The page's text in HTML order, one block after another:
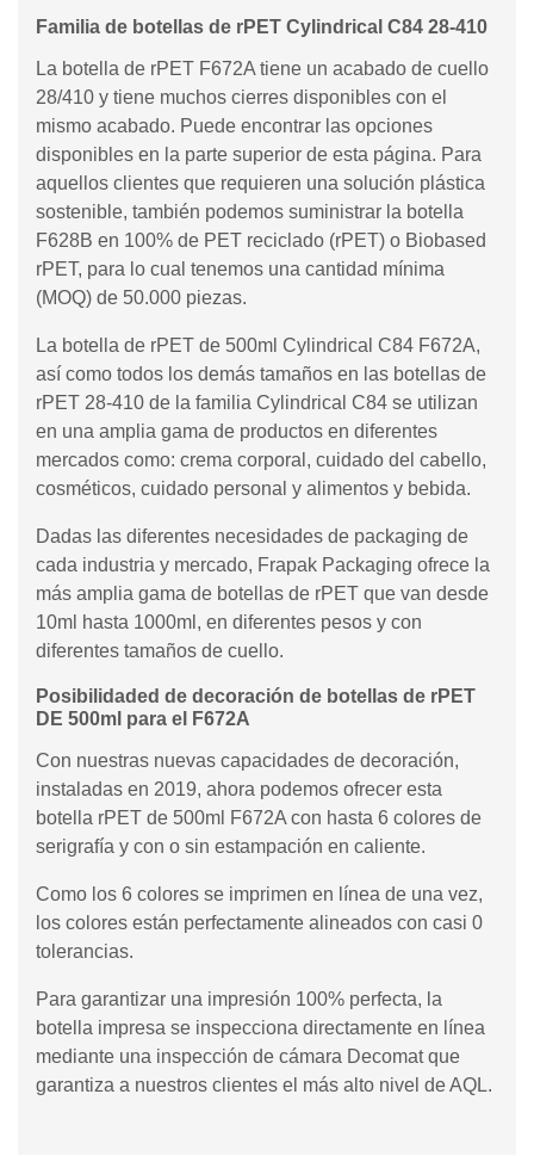
Familia de botellas de rPET Cylindrical C84 28-410
La botella de rPET F672A tiene un acabado de cuello
28/410 y tiene muchos cierres disponibles con el
mismo acabado. Puede encontrar las opciones
disponibles en la parte superior de esta página. Para
aquellos clientes que requieren una solución plástica
sostenible, también podemos suministrar la botella
F628B en 100% de PET reciclado (rPET) o Biobased
rPET, para lo cual tenemos una cantidad mínima
(MOQ) de 50.000 piezas.
La botella de rPET de 500ml Cylindrical C84 F672A,
así como todos los demás tamaños en las botellas de
rPET 28-410 de la familia Cylindrical C84 se utilizan
en una amplia gama de productos en diferentes
mercados como: crema corporal, cuidado del cabello,
cosméticos, cuidado personal y alimentos y bebida.
Dadas las diferentes necesidades de packaging de
cada industria y mercado, Frapak Packaging ofrece la
más amplia gama de botellas de rPET que van desde
10ml hasta 1000ml, en diferentes pesos y con
diferentes tamaños de cuello.
Posibilidaded de decoración de botellas de rPET
DE 500ml para el F672A
Con nuestras nuevas capacidades de decoración,
instaladas en 2019, ahora podemos ofrecer esta
botella rPET de 500ml F672A con hasta 6 colores de
serigrafía y con o sin estampación en caliente.
Como los 6 colores se imprimen en línea de una vez,
los colores están perfectamente alineados con casi 0
tolerancias.
Para garantizar una impresión 100% perfecta, la
botella impresa se inspecciona directamente en línea
mediante una inspección de cámara Decomat que
garantiza a nuestros clientes el más alto nivel de AQL.